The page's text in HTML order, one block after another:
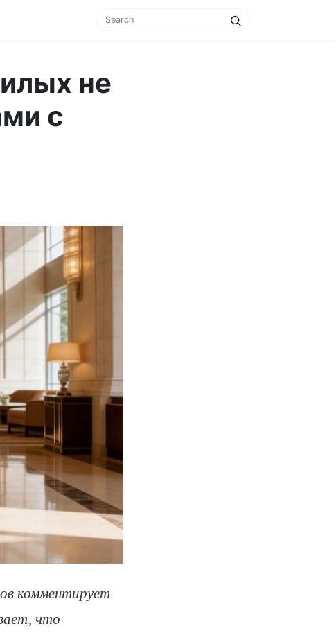
не
с
комментирует
что